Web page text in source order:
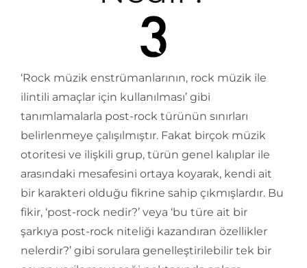
‘Rock müzik enstrümanlarının, rock müzik ile
ilintili amaçlar için kullanılması’ gibi
tanımlamalarla post-rock türünün sınırları
belirlenmeye çalışılmıştır. Fakat birçok müzik
otoritesi ve ilişkili grup, türün genel kalıplar ile
arasındaki mesafesini ortaya koyarak, kendi ait
bir karakteri olduğu fikrine sahip çıkmışlardır. Bu
fikir, ‘post-rock nedir?’ veya ‘bu türe ait bir
şarkıya post-rock niteliği kazandıran özellikler
nelerdir?’ gibi sorulara genelleştirilebilir tek bir